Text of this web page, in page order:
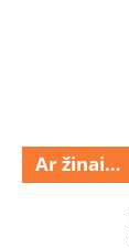
Ar žinai…